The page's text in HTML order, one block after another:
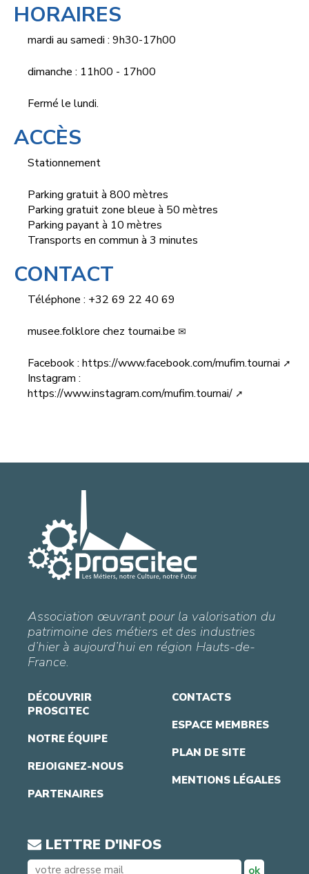
HORAIRES
mardi au samedi : 9h30-17h00
dimanche : 11h00 - 17h00
Fermé le lundi.
ACCÈS
Stationnement
Parking gratuit à 800 mètres
Parking gratuit zone bleue à 50 mètres
Parking payant à 10 mètres
Transports en commun à 3 minutes
CONTACT
Téléphone : +32 69 22 40 69
musee.folklore chez tournai.be
Facebook : https://www.facebook.com/mufim.tournai
Instagram :
https://www.instagram.com/mufim.tournai/
Association œuvrant pour la valorisation du
patrimoine des métiers et des industries
d’hier à aujourd’hui en région Hauts-de-
France.
DÉCOUVRIR
PROSCITEC
NOTRE ÉQUIPE
REJOIGNEZ-NOUS
PARTENAIRES
CONTACTS
ESPACE MEMBRES
PLAN DE SITE
MENTIONS LÉGALES
LETTRE D'INFOS